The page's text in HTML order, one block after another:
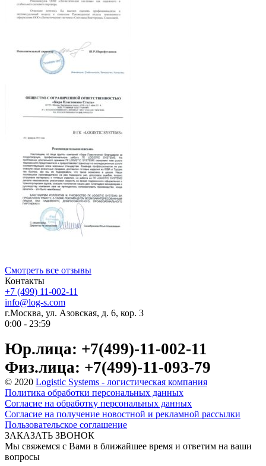
Смотреть все отзывы
Контакты
+7 (499) 11-002-11
info@log-s.com
г.Москва, ул. Азовская, д. 6, кор. 3
0:00 - 23:59
Юр.лица: +7(499)-11-002-11
Физ.лица: +7(499)-11-093-79
© 2020 Logistic Systems - логистическая компания
Политика обработки персональных данных
Согласие на обработку персональных данных
Согласие на получение новостной и рекламной рассылки
Пользовательское соглашение
ЗАКАЗАТЬ ЗВОНОК
Мы свяжемся с Вами в ближайшее время и ответим на ваши
вопросы